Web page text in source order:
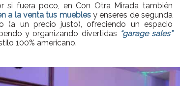
si fuera poco, en Con Otra Mirada también
a la venta tus mueblesy enseres de segunda
(a un precio justo), ofreciendo un espacio
y organizando divertidas “garage sales”
100% americano.